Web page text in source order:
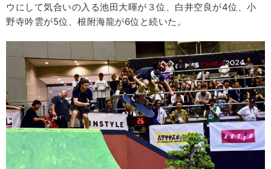
ウにして気合いの入る池田大暉が３位、白井空良が4位、小
野寺吟雲が5位、根附海龍が6位と続いた。